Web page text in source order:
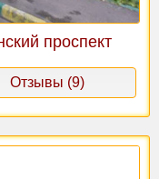
проспект
Отзывы (9)